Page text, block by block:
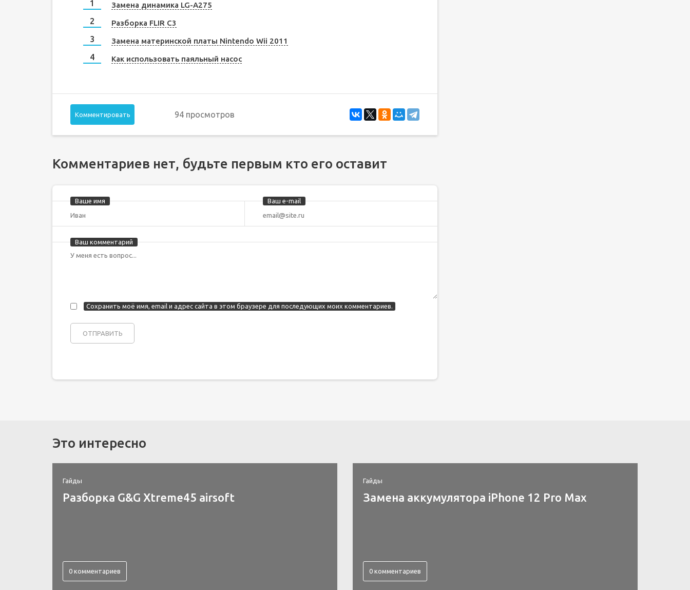
Замена динамика LG-A275
Разборка FLIR C3
Замена материнской платы Nintendo Wii 2011
Как использовать паяльный насос
Комментировать 94 просмотров
Комментариев нет, будьте первым кто его оставит
Ваше имя Ваш e-mail
Ваш комментарий
Сохранить моё имя, email и адрес сайта в этом браузере для последующих моих комментариев.
Это интересно
Гайды
Разборка G&G Xtreme45 airsoft
0 комментариев
Гайды
Замена аккумулятора iPhone 12 Pro Max
0 комментариев